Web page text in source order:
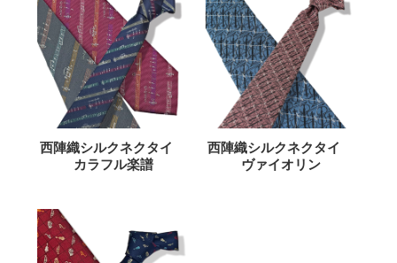
西陣織シルクネクタイ
カラフル楽譜
西陣織シルクネクタイ
ヴァイオリン